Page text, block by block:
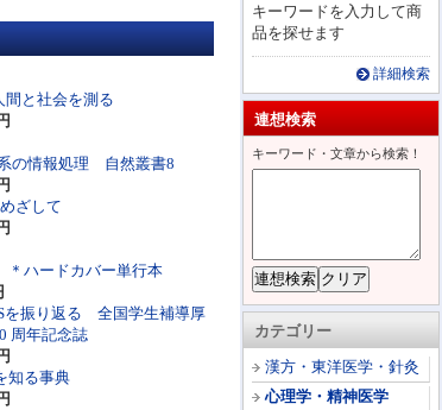
キーワードを入力して商
品を探せます
詳細検索
連想検索
キーワード・文章から検索！
カテゴリー
漢方・東洋医学・針灸
心理学・精神医学
間と社会を測る
の情報処理 自然叢書8
ざして
ハードカバー単行本
を振り返る 全国学生補導厚
周年記念誌
知る事典